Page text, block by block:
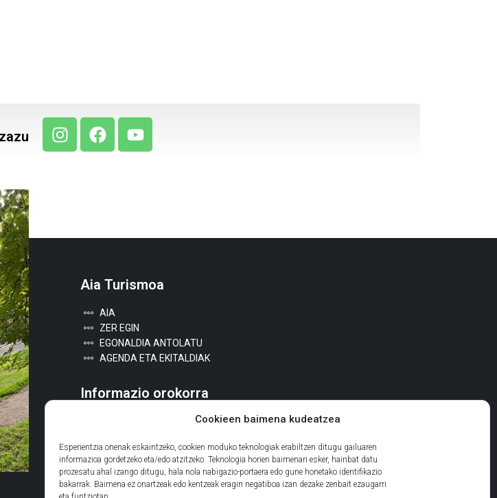
Cookieen baimena kudeatzea
Esperientzia onenak eskaintzeko, cookien moduko teknologiak erabiltzen ditugu gailuaren
informazioa gordetzeko eta/edo atzitzeko. Teknologia horien baimenari esker, hainbat datu
prozesatu ahal izango ditugu, hala nola nabigazio-portaera edo gune honetako identifikazio
bakarrak. Baimena ez onartzeak edo kentzeak eragin negatiboa izan dezake zenbait ezaugarri
Aia Turismoa
AIA
ZER EGIN
EGONALDIA ANTOLATU
AGENDA ETA EKITALDIAK
Informazio orokorra